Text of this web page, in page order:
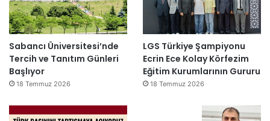
Sabancı Üniversitesi’nde
Tercih ve Tanıtım Günleri
Başlıyor
18 Temmuz 2026
LGS Türkiye Şampiyonu
Ecrin Ece Kolay Körfezim
Eğitim Kurumlarının Gururu
18 Temmuz 2026